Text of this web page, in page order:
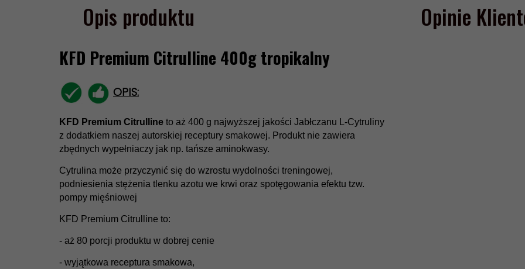
Opis produktu
KFD Premium Citrulline 400g tropikalny
OPIS:
KFD Premium Citrulline to aż 400 g najwyższej jakości Jabłczanu L-Cytruliny
z dodatkiem naszej autorskiej receptury smakowej. Produkt nie zawiera
zbędnych wypełniaczy jak np. tańsze aminokwasy.
Cytrulina może przyczynić się do wzrostu wydolności treningowej,
podniesienia stężenia tlenku azotu we krwi oraz spotęgowania efektu tzw.
pompy mięśniowej
KFD Premium Citrulline to:
- aż 80 porcji produktu w dobrej cenie
- wyjątkowa receptura smakowa,
Opinie